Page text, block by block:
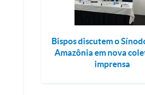
Bispos discutem o
Amazônia em nova
imprensa